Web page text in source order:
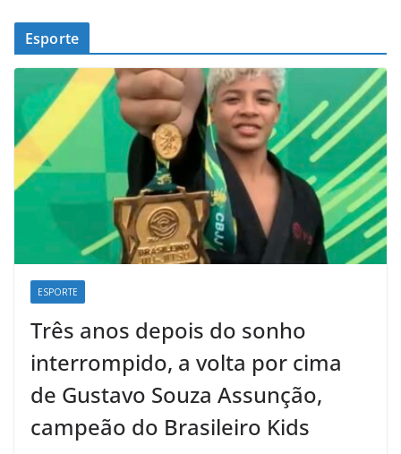
Esporte
ESPORTE
Três anos depois do sonho
interrompido, a volta por cima
de Gustavo Souza Assunção,
campeão do Brasileiro Kids